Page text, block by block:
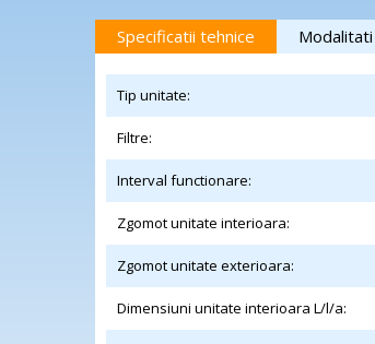
Specificatii tehnice
Tip unitate:
Filtre:
Interval functionare:
Zgomot unitate interioara:
Zgomot unitate exterioara:
Dimensiuni unitate interioara L/l/a: